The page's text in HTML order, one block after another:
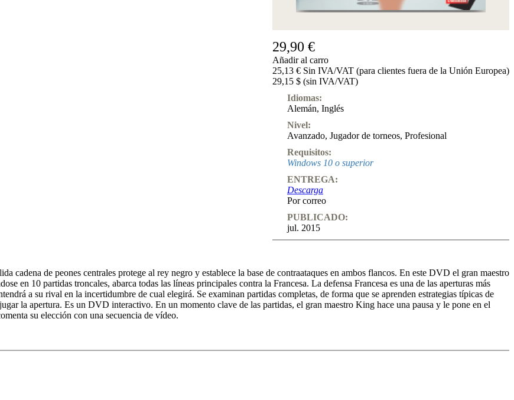
29,90 €
Añadir al carro
25,13 € Sin IVA/VAT (para clientes fuera de la Unión Europea)
29,15 $ (sin IVA/VAT)
Idiomas:
Alemán, Inglés
Nivel:
Avanzado, Jugador de torneos, Profesional
Requisitos:
Windows 10 o superior
ENTREGA:
Descarga
Por correo
PUBLICADO:
jul. 2015
cadena de peones centrales protege al rey negro y establece la base de contraataques en ambos flancos. En este DVD el gran maestro
en 10 partidas troncales, abarca todas las líneas principales contra la Francesa. La defensa Francesa es una de las aperturas más
a su rival en la incertidumbre de cual elegirá. Se examinan partidas completas, de forma que se aprenden estrategias típicas de
la apertura. Es un DVD interactivo. En un momento clave de las partidas, el gran maestro King hace una pausa y le pone en el
su elección con una secuencia de vídeo.